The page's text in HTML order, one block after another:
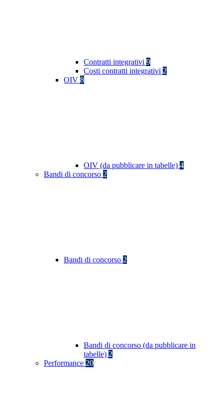
Contratti integrativi 9
Costi contratti integrativi 2
OIV 8
OIV (da pubblicare in tabelle) 4
Bandi di concorso 2
Bandi di concorso 2
Bandi di concorso (da pubblicare in
tabelle) 2
Performance 20